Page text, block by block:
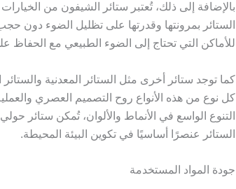
بالإضافة إلى ذلك، تُعتبر ستائر الشيفون من
الستائر بمرونتها وقدرتها على تظليل الضوء دون
للأماكن التي تحتاج إلى الضوء الطبيعي مع الحفاظ
كما توجد ستائر أخرى مثل الستائر المعدنية
كل نوع من هذه الأنواع روح التصميم العصري
التنوع الواسع في الأنماط والألوان، تُمكن ستائر
الستائر عنصرًا أساسيًا في تكوين البيئة المحيطة.
جودة المواد المستخدمة